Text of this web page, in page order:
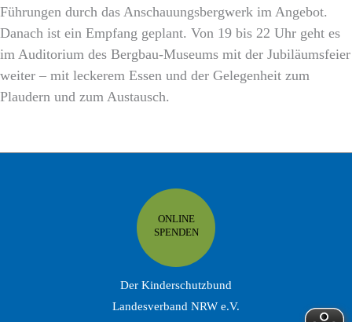
Führungen durch das Anschauungsbergwerk im Angebot.
Danach ist ein Empfang geplant. Von 19 bis 22 Uhr geht es
im Auditorium des Bergbau-Museums mit der Jubiläumsfeier
weiter – mit leckerem Essen und der Gelegenheit zum
Plaudern und zum Austausch.
ONLINE
SPENDEN
Der Kinderschutzbund
Landesverband NRW e.V.